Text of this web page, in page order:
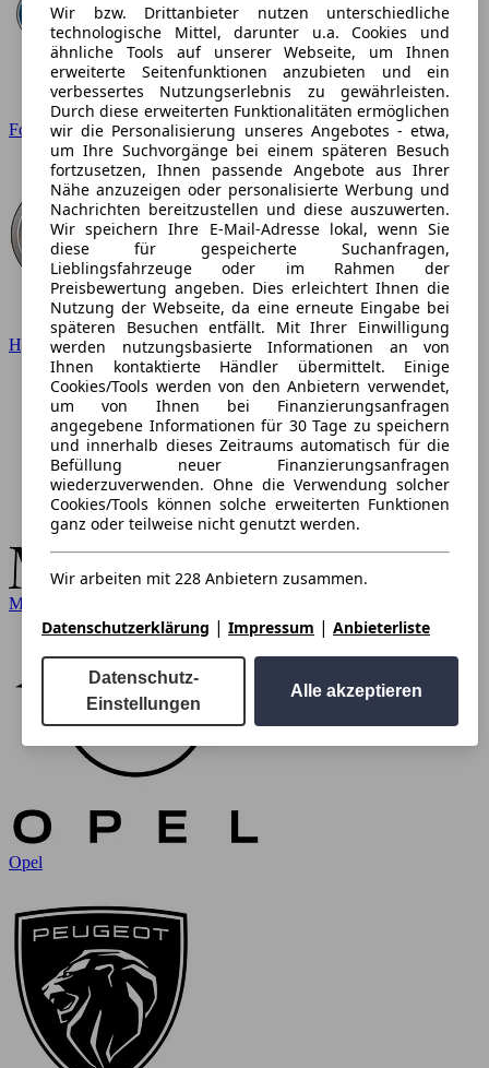
Ford
Hyundai
Mercedes-Benz
Opel
Wir bzw. Drittanbieter nutzen unterschiedliche
technologische Mittel, darunter u.a. Cookies und
ähnliche Tools auf unserer Webseite, um Ihnen
erweiterte Seitenfunktionen anzubieten und ein
verbessertes Nutzungserlebnis zu gewährleisten.
Durch diese erweiterten Funktionalitäten ermöglichen
wir die Personalisierung unseres Angebotes - etwa,
um Ihre Suchvorgänge bei einem späteren Besuch
fortzusetzen, Ihnen passende Angebote aus Ihrer
Nähe anzuzeigen oder personalisierte Werbung und
Nachrichten bereitzustellen und diese auszuwerten.
Wir speichern Ihre E-Mail-Adresse lokal, wenn Sie
diese für gespeicherte Suchanfragen,
Lieblingsfahrzeuge oder im Rahmen der
Preisbewertung angeben. Dies erleichtert Ihnen die
Nutzung der Webseite, da eine erneute Eingabe bei
späteren Besuchen entfällt. Mit Ihrer Einwilligung
werden nutzungsbasierte Informationen an von
Ihnen kontaktierte Händler übermittelt. Einige
Cookies/Tools werden von den Anbietern verwendet,
um von Ihnen bei Finanzierungsanfragen
angegebene Informationen für 30 Tage zu speichern
und innerhalb dieses Zeitraums automatisch für die
Befüllung neuer Finanzierungsanfragen
wiederzuverwenden. Ohne die Verwendung solcher
Cookies/Tools können solche erweiterten Funktionen
ganz oder teilweise nicht genutzt werden.
Wir arbeiten mit 228 Anbietern zusammen.
Datenschutzerklärung | Impressum | Anbieterliste
Datenschutz-
Einstellungen
Alle akzeptieren